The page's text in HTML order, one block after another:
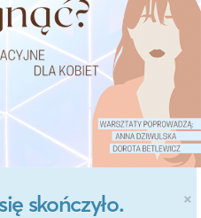
×
skończyło.